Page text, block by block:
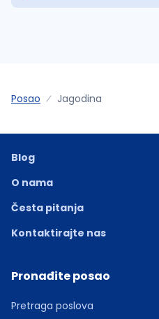
Posao Jagodina
Blog
O nama
Česta pitanja
Kontaktirajte nas
Pronađite posao
Pretraga poslova